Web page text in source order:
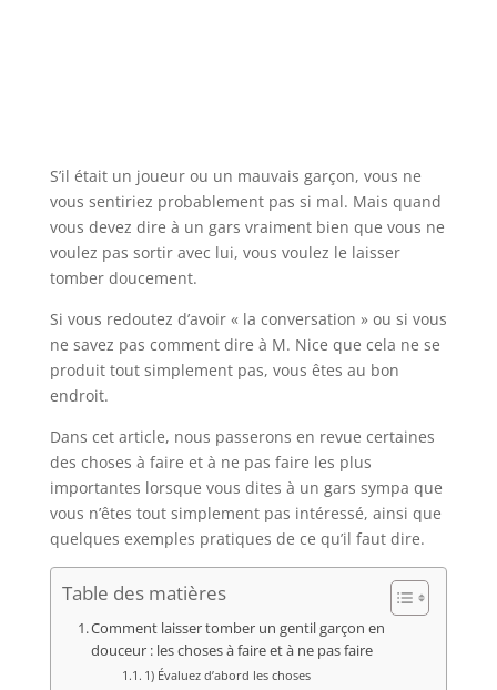
S’il était un joueur ou un mauvais garçon, vous ne
vous sentiriez probablement pas si mal. Mais quand
vous devez dire à un gars vraiment bien que vous ne
voulez pas sortir avec lui, vous voulez le laisser
tomber doucement.
Si vous redoutez d’avoir « la conversation » ou si vous
ne savez pas comment dire à M. Nice que cela ne se
produit tout simplement pas, vous êtes au bon
endroit.
Dans cet article, nous passerons en revue certaines
des choses à faire et à ne pas faire les plus
importantes lorsque vous dites à un gars sympa que
vous n’êtes tout simplement pas intéressé, ainsi que
quelques exemples pratiques de ce qu’il faut dire.
Table des matières
Comment laisser tomber un gentil garçon en
douceur : les choses à faire et à ne pas faire
1) Évaluez d’abord les choses